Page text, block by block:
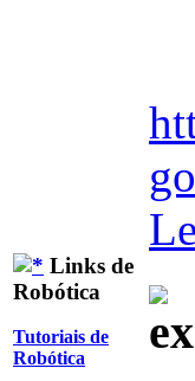
Links de
Robótica
Tutoriais de
Robótica